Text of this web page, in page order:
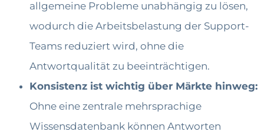
allgemeine Probleme unabhängig zu lösen,
wodurch die Arbeitsbelastung der Support-
Teams reduziert wird, ohne die
Antwortqualität zu beeinträchtigen.
Konsistenz ist wichtig über Märkte hinweg:
Ohne eine zentrale mehrsprachige
Wissensdatenbank können Antworten